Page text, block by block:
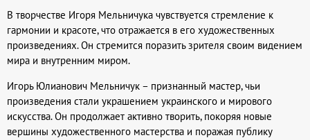
В творчестве Игоря Мельничука чувствуется стремление к
гармонии и красоте, что отражается в его художественных
произведениях. Он стремится поразить зрителя своим видением
мира и внутренним миром.
Игорь Юлианович Мельничук – признанный мастер, чьи
произведения стали украшением украинского и мирового
искусства. Он продолжает активно творить, покоряя новые
вершины художественного мастерства и поражая публику